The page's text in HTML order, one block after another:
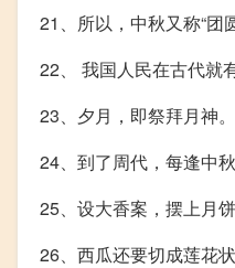
21、所以，中秋又称“团圆
22、 我国人民在古代就
23、夕月，即祭拜月神。
24、到了周代，每逢中
25、设大香案，摆上月
26、西瓜还要切成莲花状